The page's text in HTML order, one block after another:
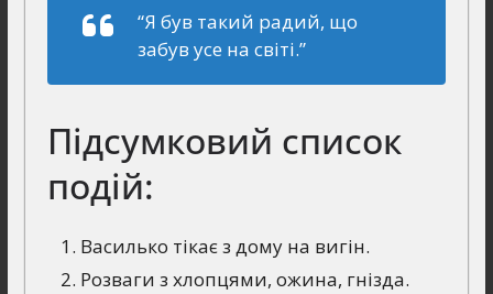
“Я був такий радий, що
забув усе на світі.”
Підсумковий список
подій:
Василько тікає з дому на вигін.
Розваги з хлопцями, ожина, гнізда.